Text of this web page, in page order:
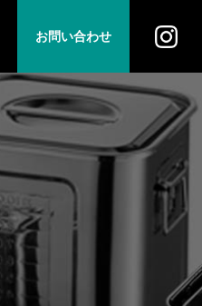
お問い合わせ
法人のお客様
個人のお客様